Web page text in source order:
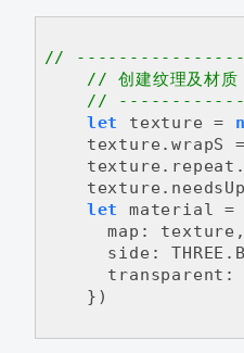
//
// 创建纹理及材质
//
let
texture =
texture.wrapS
let
material =
map : texture,
side :
transparent :
    })